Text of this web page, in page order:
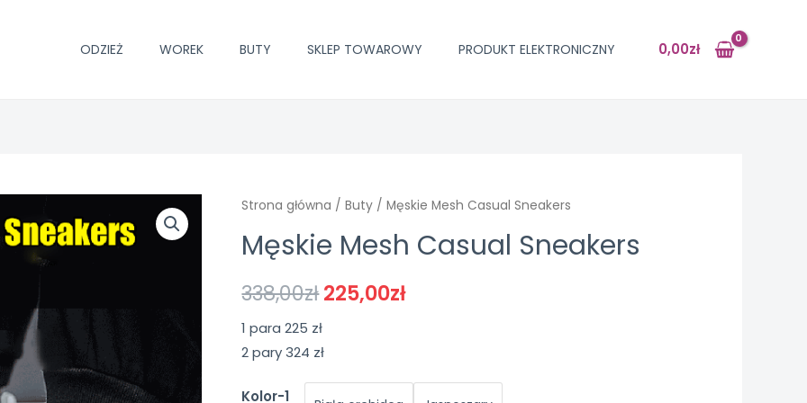
ODZIEŻ WOREK BUTY SKLEP TOWAROWY PRODUKT ELEKTRONICZNY 0,00zł
Strona główna /Buty / Męskie Mesh Casual Sneakers
Męskie Mesh Casual Sneakers
338,00zł225,00zł
1 para 225 zł
2 pary 324 zł
Kolor-1